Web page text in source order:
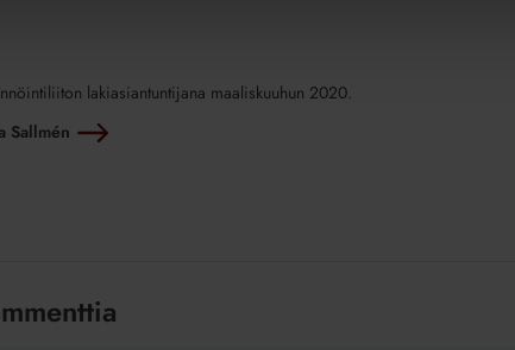
lakiasiantuntijana maaliskuuhun 2020.
Sallmén